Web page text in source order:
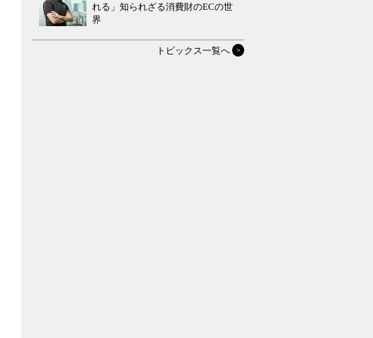
れる」知られざる消費財のECの世
界
トピックス一覧へ